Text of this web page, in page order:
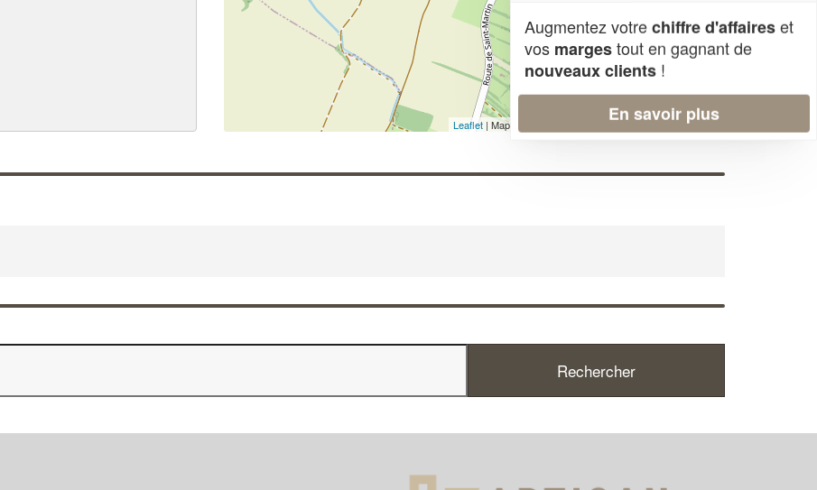
Leaflet | Map data © OpenStreetMap contributors,CC-BY-SA
Augmentez votrechiffre d'affaireset
vos margestout en gagnant de
nouveaux clients !
En savoir plus